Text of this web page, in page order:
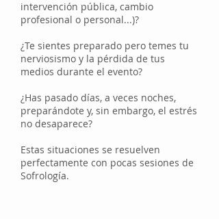
intervención pública, cambio
profesional o personal...)?
¿Te sientes preparado pero temes tu
nerviosismo y la pérdida de tus
medios durante el evento?
¿Has pasado días, a veces noches,
preparándote y, sin embargo, el estrés
no desaparece?
Estas situaciones se resuelven
perfectamente con pocas sesiones de
Sofrología.